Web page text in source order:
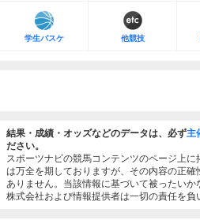
学生バスケ 他競技
結果・成績・オッズなどのデータは、必ず主
ださい。
スポーツナビの競馬コンテンツのページ上
は万全を期しておりますが、その内容の正
ありません。当該情報に基づいて被ったい
株式会社および情報提供者は一切の責任を負